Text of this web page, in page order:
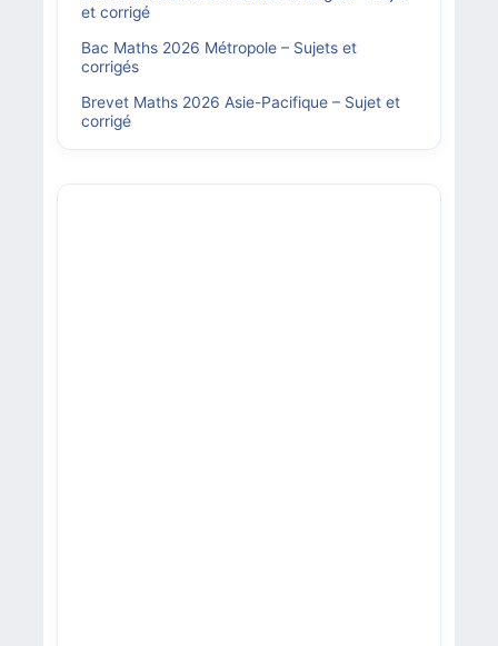
et corrigé
Bac Maths 2026 Métropole – Sujets et
corrigés
Brevet Maths 2026 Asie-Pacifique – Sujet et
corrigé